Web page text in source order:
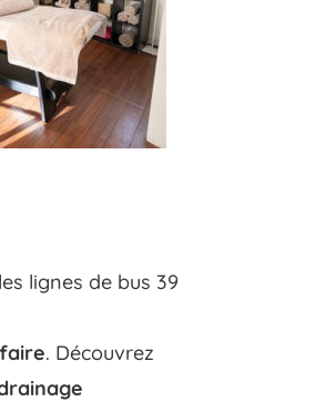
lignes de bus 39
. Découvrez